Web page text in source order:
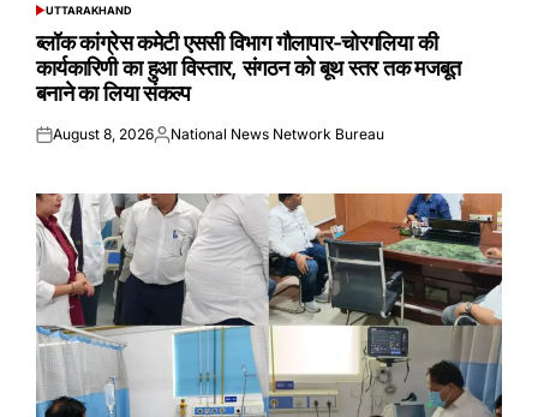
POSTED
UTTARAKHAND
ब्लॉक कांग्रेस कमेटी एससी विभाग गौलापार-चोरगलिया की
कार्यकारिणी का हुआ विस्तार, संगठन को बूथ स्तर तक मजबूत
बनाने का लिया संकल्प
Posted
August 8, 2026Posted
National News Network Bureau